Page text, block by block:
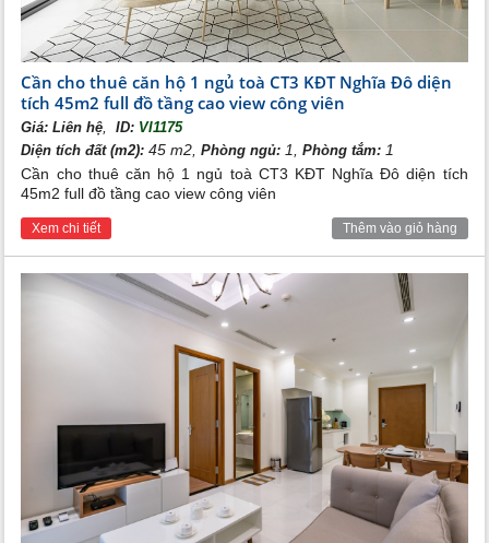
Cần cho thuê căn hộ 1 ngủ toà CT3 KĐT Nghĩa Đô diện
tích 45m2 full đồ tầng cao view công viên
Giá:Liên hệ, ID: VI1175
Diện tích đất (m2): 45 m2,Phòng ngủ: 1,Phòng tắm: 1
Cần cho thuê căn hộ 1 ngủ toà CT3 KĐT Nghĩa Đô diện tích
45m2 full đồ tầng cao view công viên
Xem chi tiết Thêm vào giỏ hàng